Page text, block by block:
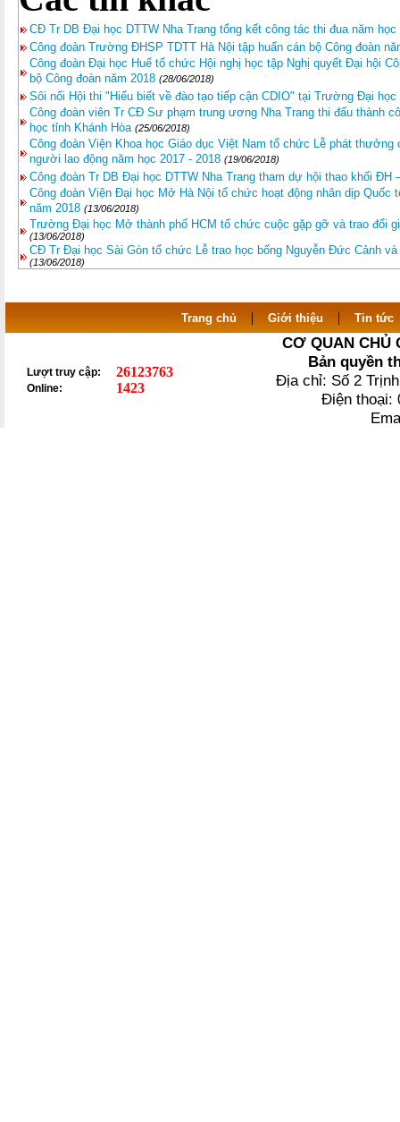
CĐ Tr DB Đại học DTTW Nha Trang tổng kết công tác thi đua năm học
Công đoàn Trường ĐHSP TDTT Hà Nội tập huấn cán bộ Công đoàn
Công đoàn Đại học Huế tổ chức Hội nghị học tập Nghị quyết Đại hội
bộ Công đoàn năm 2018 (28/06/2018)
Sôi nổi Hội thi "Hiểu biết về đào tạo tiếp cận CDIO" tại Trường Đại học
Công đoàn viên Tr CĐ Sư phạm trung ương Nha Trang thi đấu thành
học tỉnh Khánh Hòa (25/06/2018)
Công đoàn Viện Khoa học Giáo dục Việt Nam tổ chức Lễ phát
người lao động năm học 2017 - 2018 (19/06/2018)
Công đoàn Tr DB Đại học DTTW Nha Trang tham dự hội thao khối ĐH
Công đoàn Viện Đại học Mở Hà Nội tổ chức hoạt động nhân dịp Quốc
năm 2018 (13/06/2018)
Trường Đại học Mở thành phố HCM tổ chức cuộc gặp gỡ và trao đổi
(13/06/2018)
CĐ Tr Đại học Sài Gòn tổ chức Lễ trao học bổng Nguyễn Đức Cảnh
(13/06/2018)
Trang chủ | Giới thiệu | Tin tức
Lượt truy cập: 26123763
Online: 1423
CƠ QUAN CHỦ
Bản quyền
Địa chỉ: Số 2
Điện